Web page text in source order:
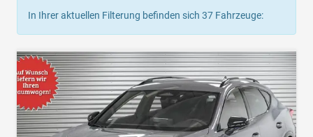
In Ihrer aktuellen Filterung befinden sich 37 Fahrzeuge: